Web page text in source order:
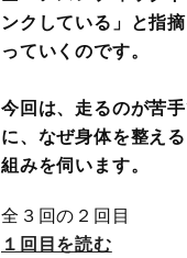
ンクしている」と指
っていくのです。
今回は、走るのが苦
に、なぜ身体を整え
組みを伺います。
全３回の２回目
１回目を読む